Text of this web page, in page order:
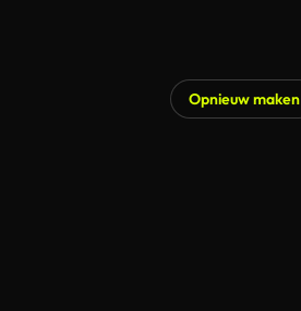
Opnieuw maken